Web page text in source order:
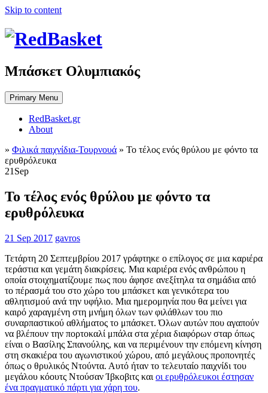
Skip to content
Μπάσκετ Ολυμπιακός
Primary Menu
RedBasket.gr
About
» Φιλικά παιχνίδια-Τουρνουά » Το τέλος ενός θρύλου με φόντο τα
ερυθρόλευκα
21 Sep
Το τέλος ενός θρύλου με φόντο τα
ερυθρόλευκα
21 Sep 2017 gavros
Τετάρτη 20 Σεπτεμβρίου 2017 γράφτηκε ο επίλογος σε μια καριέρα
τεράστια και γεμάτη διακρίσεις. Μια καριέρα ενός ανθρώπου η
οποία στοιχηματίζουμε πως που άφησε ανεξίτηλα τα σημάδια από
το πέρασμά του στο χώρο του μπάσκετ και γενικότερα του
αθλητισμού ανά την υφήλιο. Μια ημερομηνία που θα μείνει για
καιρό χαραγμένη στη μνήμη όλων των φιλάθλων του πιο
συναρπαστικού αθλήματος το μπάσκετ. Όλων αυτών που αγαπούν
να βλέπουν την πορτοκαλί μπάλα στα χέρια διαφόρων σταρ όπως
είναι ο Βασίλης Σπανούλης, και να περιμένουν την επόμενη κίνηση
στη σκακιέρα του αγωνιστικού χώρου, από μεγάλους προπονητές
όπως ο θρυλικός Ντούντα. Αυτό ήταν το τελευταίο παιχνίδι του
μεγάλου κόουτς Ντούσαν Ίβκοβιτς και οι ερυθρόλευκοι έστησαν
ένα πραγματικό πάρτι για χάρη του.